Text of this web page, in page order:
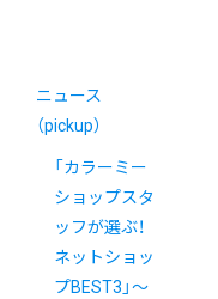
ニュース
（pickup）
「カラーミー
ショップスタ
ッフが選ぶ！
ネットショッ
プBEST3」〜